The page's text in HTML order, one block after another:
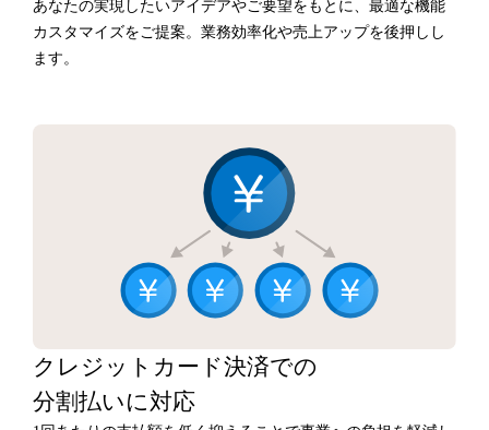
あなたの実現したいアイデアやご要望をもとに、最適な機能
カスタマイズをご提案。業務効率化や売上アップを後押しし
ます。
クレジットカード決済での
分割払いに対応